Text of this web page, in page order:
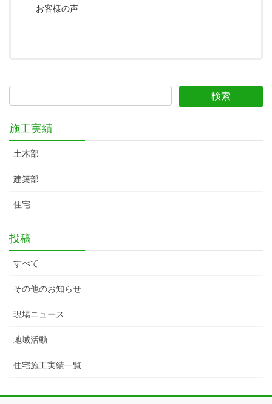
お客様の声
施工実績
土木部
建築部
住宅
投稿
すべて
その他のお知らせ
現場ニュース
地域活動
住宅施工実績一覧